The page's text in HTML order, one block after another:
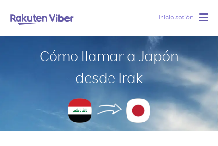
Inicie sesión
Cómo llamar a Japón
desde Irak